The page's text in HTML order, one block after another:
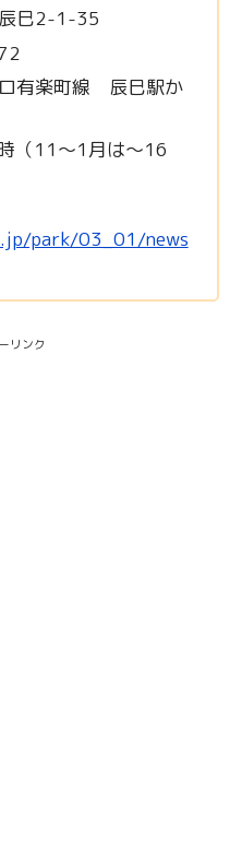
巳2-1-35
有楽町線 辰巳駅か
（11～1月は～16
park/03_01/news
リンク